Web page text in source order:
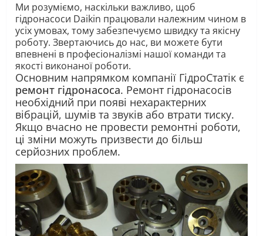
Ми розуміємо, наскільки важливо, щоб
гідронасоси Daikin працювали належним чином в
усіх умовах, тому забезпечуємо швидку та якісну
роботу. Звертаючись до нас, ви можете бути
впевнені в професіоналізмі нашої команди та
якості виконаної роботи.
Основним напрямком компанії ГідроСтатік є
ремонт гідронасоса. Ремонт гідронасосів
необхідний при появі нехарактерних
вібрацій, шумів та звуків або втрати тиску.
Якщо вчасно не провести ремонтні роботи,
ці зміни можуть призвести до більш
серйозних проблем.